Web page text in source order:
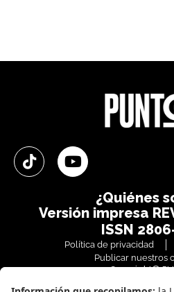
¿Quiénes
Versión impresa
ISSN
Política de privacidad
Publicar nuestros
Copyright©